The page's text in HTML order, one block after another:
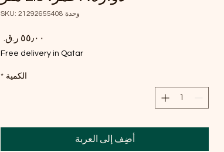
وحدة SKU: 21292655408
Free delivery in Qatar
الكمية *
أضِف إلى العربة